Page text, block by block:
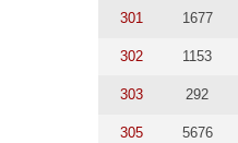
301 1677
302 1153
303 292
305 5676